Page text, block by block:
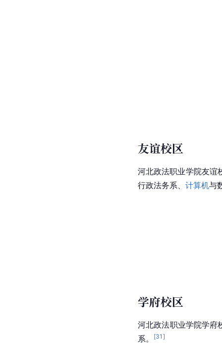
友谊校区
河北政法职业学院友谊
行政法务系、 计算机与
学府校区
河北政法职业学院学府
系。
[31 ]